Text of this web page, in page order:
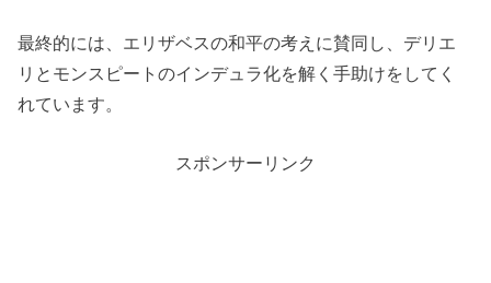
最終的には、エリザベスの和平の考えに賛同し、デリエ
リとモンスピートのインデュラ化を解く手助けをしてく
れています。
スポンサーリンク